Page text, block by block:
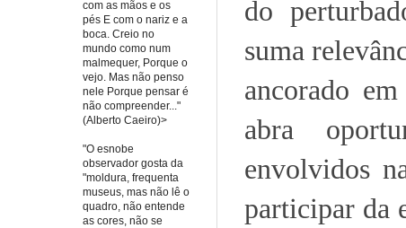
do
suma
ancorado
abra
envolvidos
participar da
com as mãos e os
pés E com o nariz e a
boca. Creio no
mundo como num
malmequer, Porque o
vejo. Mas não penso
nele Porque pensar é
não compreender..."
(Alberto Caeiro)>
"O esnobe
observador gosta da
"moldura, frequenta
museus, mas não lê o
quadro, não entende
as cores, não se